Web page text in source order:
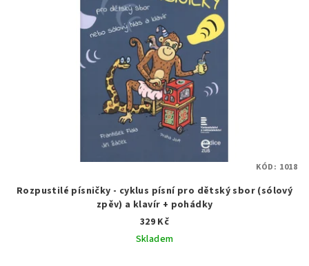
Rozpustilé písničky - cyklus písní pro dětský sbor (sólový
zpěv) a klavír + pohádky
329 Kč
Skladem
KÓD: 1018